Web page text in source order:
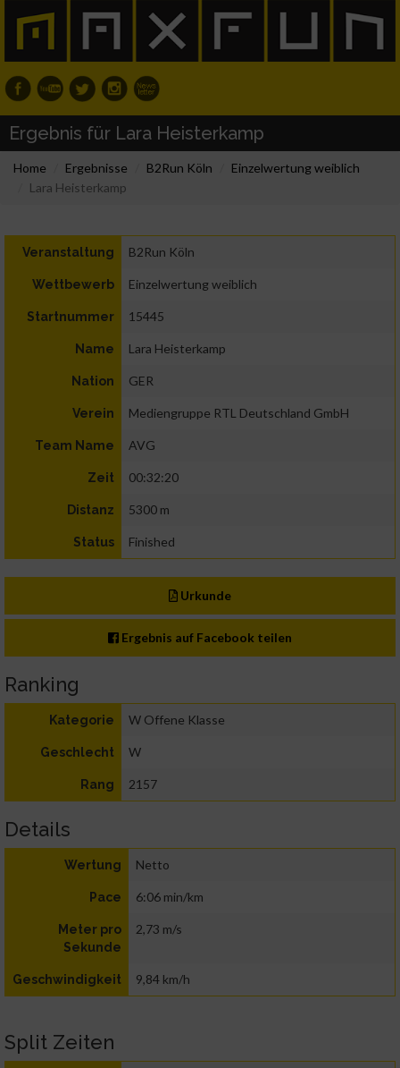
Ergebnis für Lara Heisterkamp
Home Ergebnisse B2Run Köln
Einzelwertung weiblich
Lara Heisterkamp
Veranstaltung B2Run Köln
Wettbewerb Einzelwertung weiblich
Startnummer 15445
Name Lara Heisterkamp
Nation GER
Verein Mediengruppe RTL Deutschland GmbH
Team Name AVG
Zeit 00:32:20
Distanz 5300 m
Status Finished
Urkunde
Ergebnis auf Facebook teilen
Ranking
Kategorie W Offene Klasse
Geschlecht W
Rang 2157
Details
Wertung Netto
Pace 6:06 min/km
Meter pro
Sekunde
2,73 m/s
Geschwindigkeit 9,84 km/h
Split Zeiten